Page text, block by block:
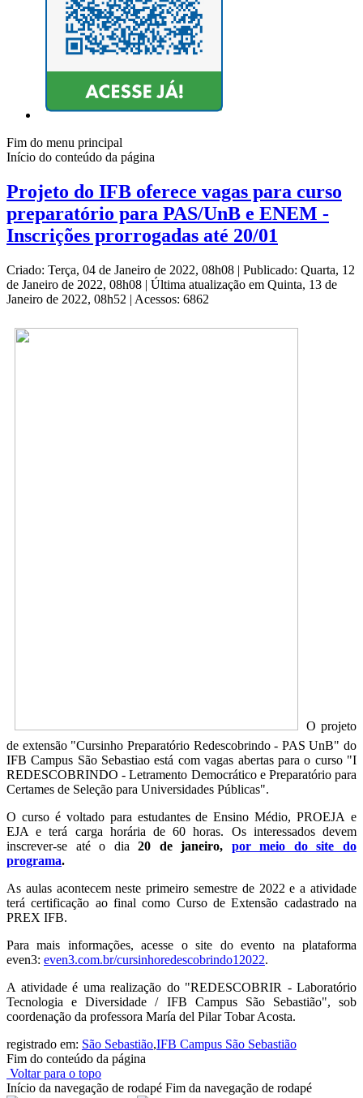
Fim do menu principal
Início do conteúdo da página
Projeto do IFB oferece vagas para curso
preparatório para PAS/UnB e ENEM -
Inscrições prorrogadas até 20/01
Criado: Terça, 04 de Janeiro de 2022, 08h08 | Publicado: Quarta, 12
de Janeiro de 2022, 08h08 | Última atualização em Quinta, 13 de
Janeiro de 2022, 08h52 | Acessos: 6862
O projeto
de extensão "Cursinho Preparatório Redescobrindo - PAS UnB" do
IFB Campus São Sebastiao está com vagas abertas para o curso "I
REDESCOBRINDO - Letramento Democrático e Preparatório para
Certames de Seleção para Universidades Públicas".
O curso é voltado para estudantes de Ensino Médio, PROEJA e
EJA e terá carga horária de 60 horas. Os interessados devem
inscrever-se até o dia20 de janeiro, por meio do site do
programa.
As aulas acontecem neste primeiro semestre de 2022 e a atividade
terá certificação ao final como Curso de Extensão cadastrado na
PREX IFB.
Para mais informações, acesse o site do evento na plataforma
even3: even3.com.br/cursinhoredescobrindo12022.
A atividade é uma realização do "REDESCOBRIR - Laboratório
Tecnologia e Diversidade / IFB Campus São Sebastião", sob
coordenação da professora María del Pilar Tobar Acosta.
registrado em: São Sebastião,IFB Campus São Sebastião
Fim do conteúdo da página
Voltar para o topo
Início da navegação de rodapé Fim da navegação de rodapé